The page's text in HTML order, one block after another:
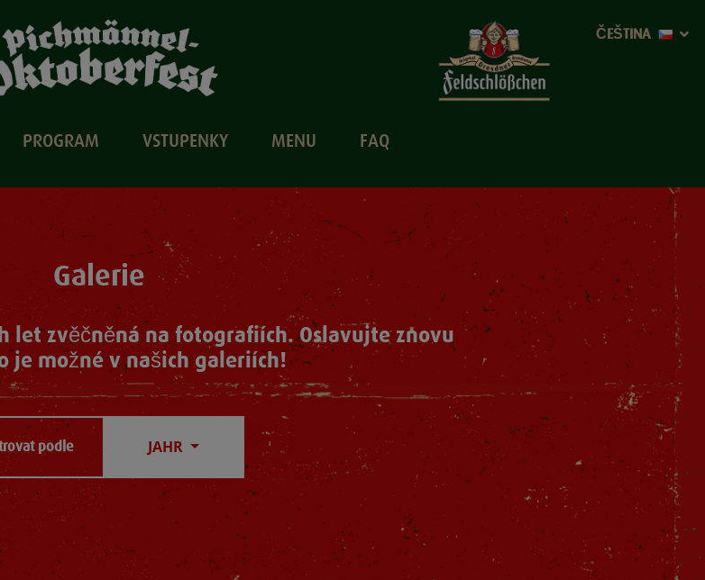
PROGRAM VSTUPENKY MENU FAQ
ČEŠTINA
Galerie
let zvěčněná na fotografiích. Oslavujte znovu
je možné v našich galeriích!
podle JAHR